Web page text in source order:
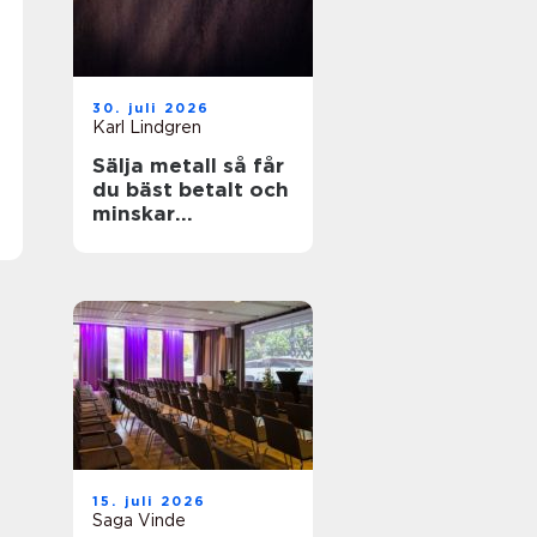
30. juli 2026
Karl Lindgren
Sälja metall så får
du bäst betalt och
minskar
15. juli 2026
Saga Vinde